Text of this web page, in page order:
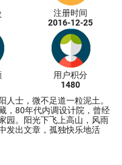
注册时间
2016-12-25
用户积分
1480
士，微不足道一粒泥土。
，80年代内调设计院，曾经
园。阳光下飞上高山，风雨
发出文章，孤独快乐地活